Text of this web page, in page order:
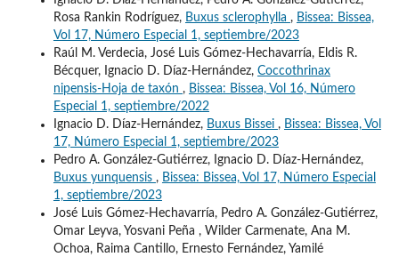
Rosa Rankin Rodríguez, Buxus sclerophylla , Bissea: Bissea,
Vol 17, Número Especial 1, septiembre/2023
Raúl M. Verdecia, José Luis Gómez-Hechavarría, Eldis R.
Bécquer, Ignacio D. Díaz-Hernández, Coccothrinax
nipensis-Hoja de taxón , Bissea: Bissea, Vol 16, Número
Especial 1, septiembre/2022
Ignacio D. Díaz-Hernández, Buxus Bissei , Bissea: Bissea, Vol
17, Número Especial 1, septiembre/2023
Pedro A. González-Gutiérrez, Ignacio D. Díaz-Hernández,
Buxus yunquensis , Bissea: Bissea, Vol 17, Número Especial
1, septiembre/2023
José Luis Gómez-Hechavarría, Pedro A. González-Gutiérrez,
Omar Leyva, Yosvani Peña , Wilder Carmenate, Ana M.
Ochoa, Raima Cantillo, Ernesto Fernández, Yamilé